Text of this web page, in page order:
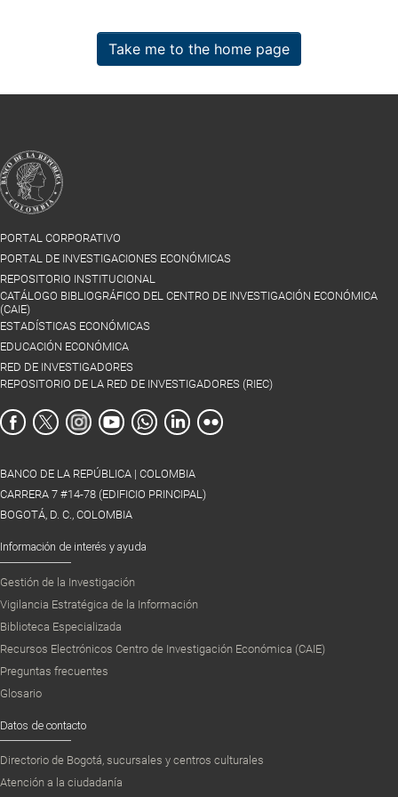
Take me to the home page
PORTAL CORPORATIVO
PORTAL DE INVESTIGACIONES ECONÓMICAS
REPOSITORIO INSTITUCIONAL
CATÁLOGO BIBLIOGRÁFICO DEL CENTRO DE INVESTIGACIÓN ECONÓMICA
(CAIE)
ESTADÍSTICAS ECONÓMICAS
EDUCACIÓN ECONÓMICA
RED DE INVESTIGADORES
REPOSITORIO DE LA RED DE INVESTIGADORES (RIEC)
BANCO DE LA REPÚBLICA | COLOMBIA
CARRERA 7 #14-78 (EDIFICIO PRINCIPAL)
BOGOTÁ, D. C., COLOMBIA
Información de interés y ayuda
Gestión de la Investigación
Vigilancia Estratégica de la Información
Biblioteca Especializada
Recursos Electrónicos Centro de Investigación Económica (CAIE)
Preguntas frecuentes
Glosario
Datos de contacto
Directorio de Bogotá, sucursales y centros culturales
Atención a la ciudadanía